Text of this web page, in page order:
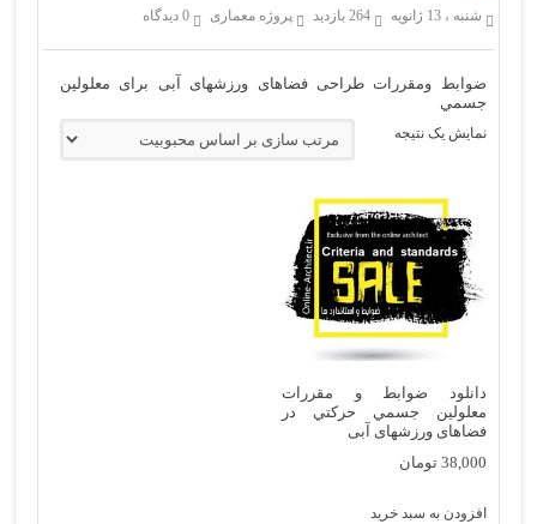
شنبه ، 13 ژانویه 264 بازدید پروژه معماری 0 دیدگاه
ضوابط ومقررات طراحی فضاهای ورزشهای آبی برای معلولين
جسمي
نمایش یک نتیجه
دانلود ضوابط و مقررات
معلولين جسمي حركتي در
فضاهای ورزشهای آبی
38,000 تومان
افزودن به سبد خرید